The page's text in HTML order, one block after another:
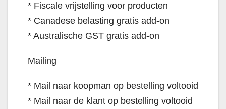
* Fiscale vrijstelling voor producten
* Canadese belasting gratis add-on
* Australische GST gratis add-on
Mailing
* Mail naar koopman op bestelling voltooid
* Mail naar de klant op bestelling voltooid